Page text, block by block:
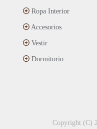
Ropa Interior
Accesorios
Vestir
Dormitorio
Copyright (C)